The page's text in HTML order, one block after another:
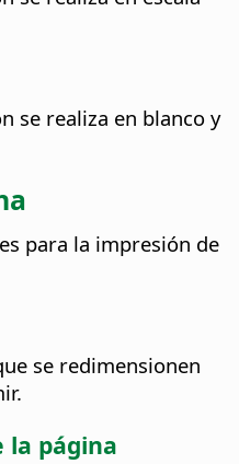
se realiza en blanco y
para la impresión de
se redimensionen
la página